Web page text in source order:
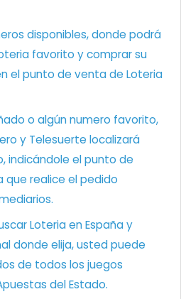
disponibles, donde podrá
favorito y comprar su
el punto de venta de Loteria
o algún numero favorito,
y Telesuerte localizará
indicándole el punto de
realice el pedido
Loteria en España y
donde elija, usted puede
de todos los juegos
del Estado.